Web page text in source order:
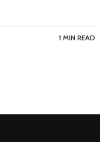
1 MIN READ